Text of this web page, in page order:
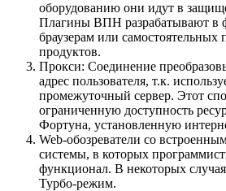
оборудованию они идут в
Плагины ВПН разрабатывают в
браузерам или
продуктов.
Прокси: Соединение
адрес пользователя, т.к.
промежуточный сервер. Этот
ограниченную доступность
Фортуна, установленную
Web-обозреватели со
системы, в которых
функционал. В некоторых
Турбо-режим.